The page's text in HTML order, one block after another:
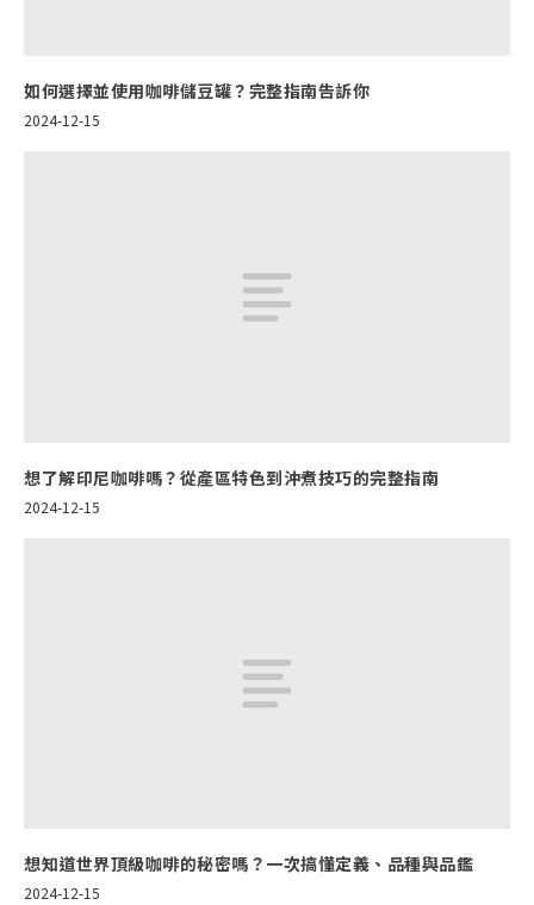
如何選擇並使用咖啡儲豆罐？完整指南告訴你
2024-12-15
想了解印尼咖啡嗎？從產區特色到沖煮技巧的完整指南
2024-12-15
想知道世界頂級咖啡的秘密嗎？一次搞懂定義、品種與品鑑
2024-12-15